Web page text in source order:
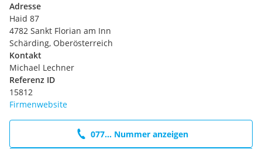
Multimedia
Audio-Navigationssystem Ford mit AppLink
Bord-/Verbrauchscomputer
Farbdisplay für Bordcomputer
My Key (2. Fahrzeugschlüssel programmierbar)
Power KeyFree-Startfunktion
Assistenz
Fahrassistenz-System: Berganfahr-Assistent (Hill-Holder)
Fahrassistenz-System: Spurhalteassistent
Adresse
Haid 87
4782 Sankt Florian am Inn
Schärding, Oberösterreich
Kontakt
Michael Lechner
Referenz ID
15812
Firmenwebsite
077... Nummer anzeigen